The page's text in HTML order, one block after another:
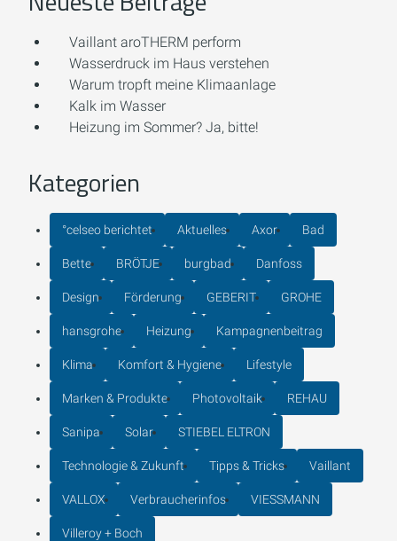
Vaillant aroTHERM perform
Wasserdruck im Haus verstehen
Warum tropft meine Klimaanlage
Kalk im Wasser
Heizung im Sommer? Ja, bitte!
Kategorien
°celseo berichtet Aktuelles Axor Bad
Bette BRÖTJE burgbad Danfoss
Design Förderung GEBERIT GROHE
hansgrohe Heizung Kampagnenbeitrag
Klima Komfort & Hygiene Lifestyle
Marken & Produkte Photovoltaik REHAU
Sanipa Solar STIEBEL ELTRON
Technologie & Zukunft Tipps & Tricks Vaillant
VALLOX Verbraucherinfos VIESSMANN
Villeroy + Boch